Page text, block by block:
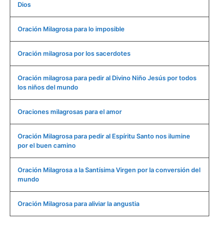
Dios
Oración Milagrosa para lo imposible
Oración milagrosa por los sacerdotes
Oración milagrosa para pedir al Divino Niño Jesús por todos
los niños del mundo
Oraciones milagrosas para el amor
Oración Milagrosa para pedir al Espíritu Santo nos ilumine
por el buen camino
Oración Milagrosa a la Santísima Virgen por la conversión del
mundo
Oración Milagrosa para aliviar la angustia